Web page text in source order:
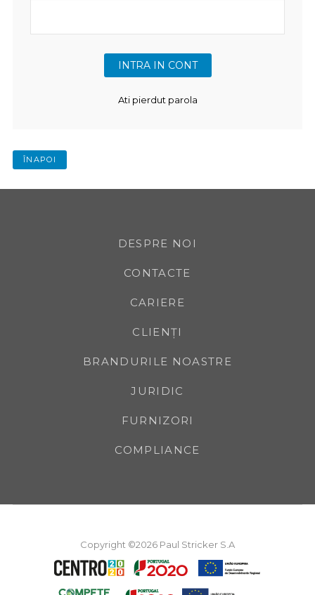
Ati pierdut parola
ÎNAPOI
DESPRE NOI
CONTACTE
CARIERE
CLIENȚI
BRANDURILE NOASTRE
JURIDIC
FURNIZORI
COMPLIANCE
Copyright ©2026 Paul Stricker S.A